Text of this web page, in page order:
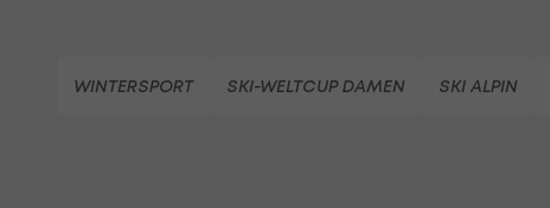
WINTERSPORT SKI-WELTCUP DAMEN SKI ALPIN